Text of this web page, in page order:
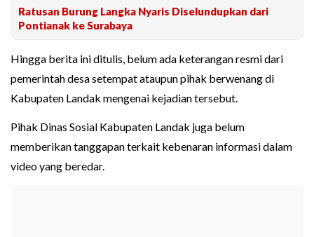
Ratusan Burung Langka Nyaris Diselundupkan dari
Pontianak ke Surabaya
Hingga berita ini ditulis, belum ada keterangan resmi dari
pemerintah desa setempat ataupun pihak berwenang di
Kabupaten Landak mengenai kejadian tersebut.
Pihak Dinas Sosial Kabupaten Landak juga belum
memberikan tanggapan terkait kebenaran informasi dalam
video yang beredar.